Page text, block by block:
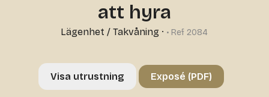
att hyra
Lägenhet / Takvåning · • Ref 2084
Visa utrustning Exposé (PDF)